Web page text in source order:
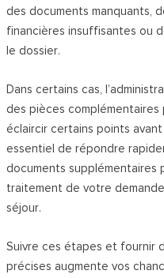
des documents manquants,
financières insuffisantes ou
le dossier.
Dans certains cas,
des pièces
éclaircir certains points
essentiel de répondre
documents supplémentaires
traitement de votre
séjour.
Suivre ces étapes et fournir
précises augmente vos